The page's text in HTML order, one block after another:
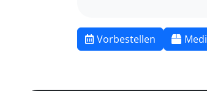
Vorbestellen